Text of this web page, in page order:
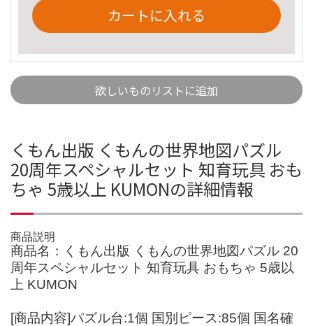
カートに入れる
欲しいものリストに追加
くもん出版 くもんの世界地図パズル
20周年スペシャルセット 知育玩具 おも
ちゃ 5歳以上 KUMONの詳細情報
商品説明
商品名：くもん出版 くもんの世界地図パズル 20
周年スペシャルセット 知育玩具 おもちゃ 5歳以
上 KUMON
[商品内容]パズル台:1個 国別ピース:85個 国名確